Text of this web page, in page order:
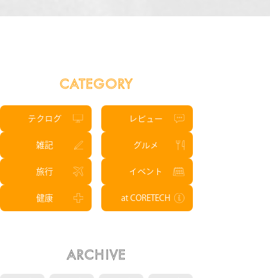
CATEGORY
テクログ レビュー
雑記 グルメ
旅行 イベント
健康 at CORETECH
ARCHIVE